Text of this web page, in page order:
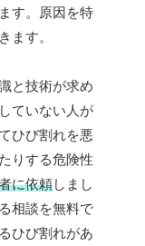
す。原因を特
ます。
と技術が求め
ていない人が
ひび割れを悪
りする危険性
に依頼しまし
相談を無料で
ひび割れがあ